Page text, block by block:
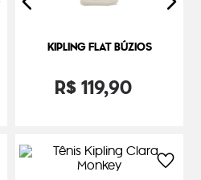
KIPLING FLAT BÚZIOS
R$119,90